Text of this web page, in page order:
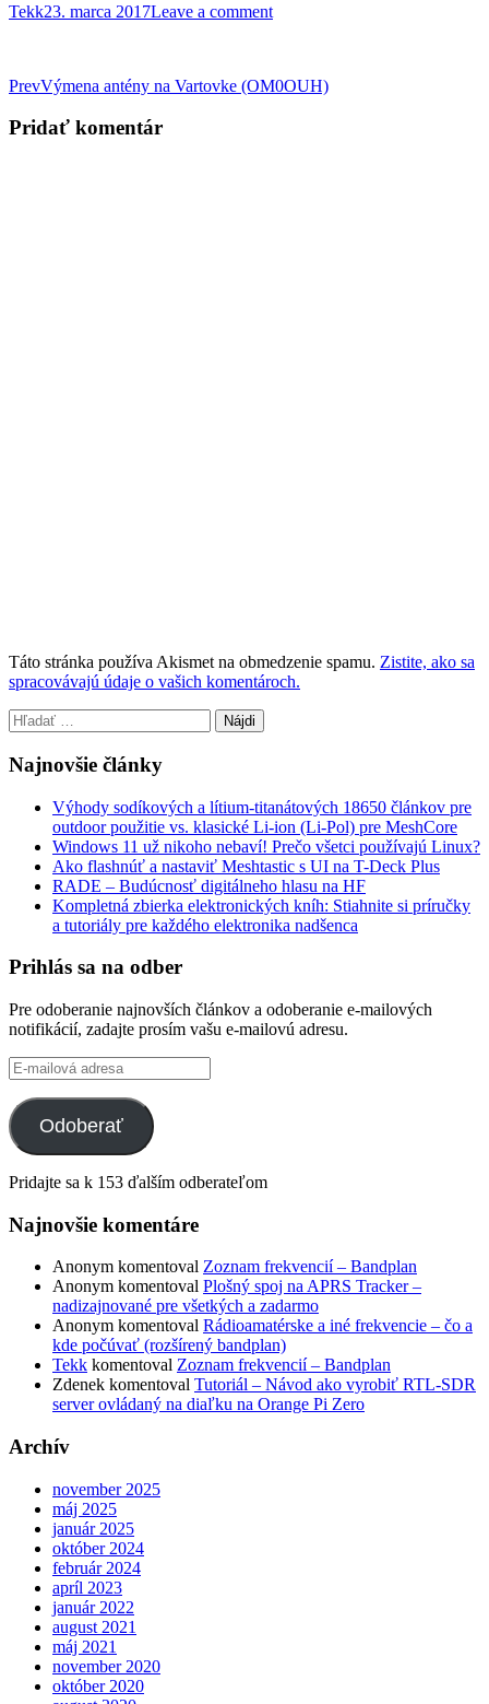
Tekk23. marca 2017Leave a comment
Post
navigation
PrevVýmena antény na Vartovke (OM0OUH)
Pridať komentár
Táto stránka používa Akismet na obmedzenie spamu. Zistite, ako sa
spracovávajú údaje o vašich komentároch.
Hľadať:
Najnovšie články
Výhody sodíkových a lítium-titanátových 18650 článkov pre
outdoor použitie vs. klasické Li-ion (Li-Pol) pre MeshCore
Windows 11 už nikoho nebaví! Prečo všetci používajú Linux?
Ako flashnúť a nastaviť Meshtastic s UI na T-Deck Plus
RADE – Budúcnosť digitálneho hlasu na HF
Kompletná zbierka elektronických kníh: Stiahnite si príručky
a tutoriály pre každého elektronika nadšenca
Prihlás sa na odber
Pre odoberanie najnovších článkov a odoberanie e-mailových
notifikácií, zadajte prosím vašu e-mailovú adresu.
E-
mailová
adresa
Odoberať
Pridajte sa k 153 ďalším odberateľom
Najnovšie komentáre
Anonym komentoval Zoznam frekvencií – Bandplan
Anonym komentoval Plošný spoj na APRS Tracker –
nadizajnované pre všetkých a zadarmo
Anonym komentoval Rádioamatérske a iné frekvencie – čo a
kde počúvať (rozšírený bandplan)
Tekk komentoval Zoznam frekvencií – Bandplan
Zdenek komentoval Tutoriál – Návod ako vyrobiť RTL-SDR
server ovládaný na diaľku na Orange Pi Zero
Archív
november 2025
máj 2025
január 2025
október 2024
február 2024
apríl 2023
január 2022
august 2021
máj 2021
november 2020
október 2020